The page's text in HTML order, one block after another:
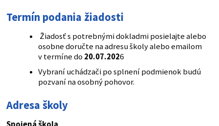
Termín podania žiadosti
Žiadosť s potrebnými dokladmi posielajte alebo
osobne doručte na adresu školy alebo emailom
v termíne do 20.07.2026
Vybraní uchádzači po splnení podmienok budú
pozvaní na osobný pohovor.
Adresa školy